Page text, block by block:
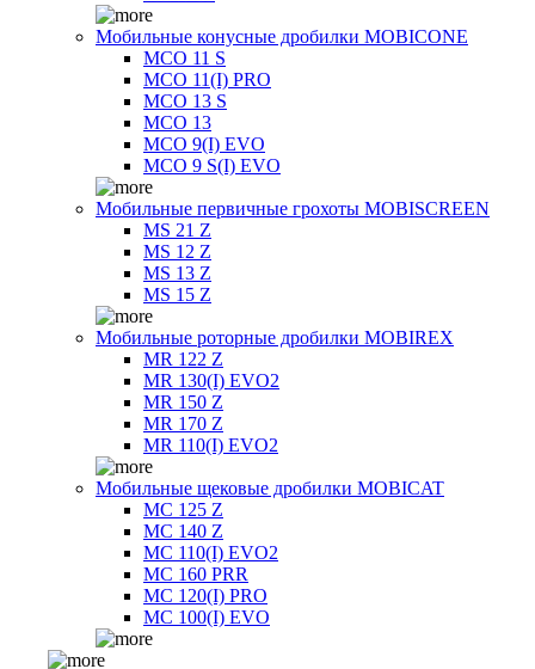
Мобильные конусные дробилки MOBICONE
MCO 11 S
MCO 11(I) PRO
MCO 13 S
MCO 13
MCO 9(I) EVO
MCO 9 S(I) EVO
Мобильные первичные грохоты MOBISCREEN
MS 21 Z
MS 12 Z
MS 13 Z
MS 15 Z
Мобильные роторные дробилки MOBIREX
MR 122 Z
MR 130(I) EVO2
MR 150 Z
MR 170 Z
MR 110(I) EVO2
Мобильные щековые дробилки MOBICAT
MC 125 Z
MC 140 Z
MC 110(I) EVO2
MC 160 PRR
MC 120(I) PRO
MC 100(I) EVO